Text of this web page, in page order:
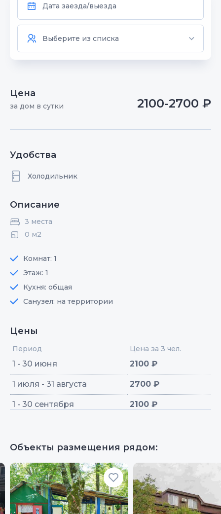
Цена
за дом в сутки 2100-2700 ₽
Удобства
Холодильник
Описание
3 места
0 м2
Комнат: 1
Этаж: 1
Кухня: общая
Санузел: на территории
Цены
Период Цена за 3 чел.
1 - 30 июня 2100 ₽
1 июля - 31 августа 2700 ₽
1 - 30 сентября 2100 ₽
Объекты размещения рядом: